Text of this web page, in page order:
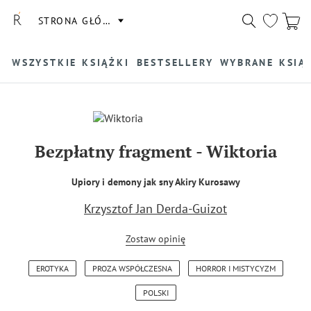
STRONA GŁÓWNA
WSZYSTKIE KSIĄŻKI BESTSELLERY WYBRANE
Bezpłatny fragment-Wiktoria
Upiory i demony jak sny Akiry Kurosawy
Krzysztof Jan Derda-Guizot
Zostaw opinię
EROTYKA PROZA WSPÓŁCZESNA HORROR I MISTYCYZM
POLSKI